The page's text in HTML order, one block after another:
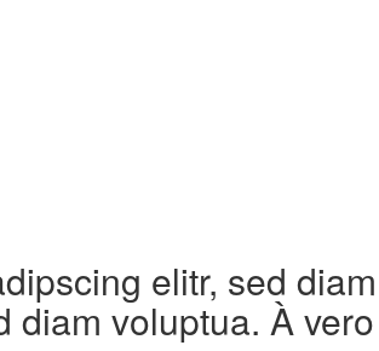
elitr, sed
voluptua. À